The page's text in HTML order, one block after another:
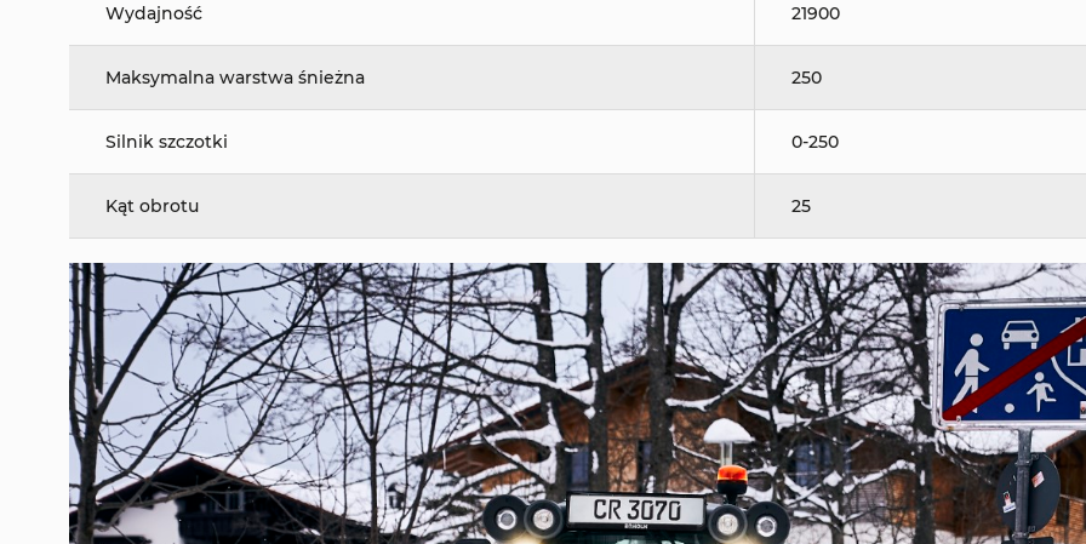
Wydajność 21900
Maksymalna warstwa śnieżna 250
Silnik szczotki 0-250
Kąt obrotu 25